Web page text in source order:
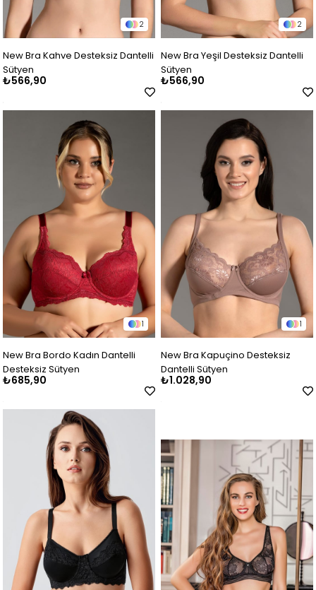
2
New Bra Kahve Desteksiz Dantelli
Sütyen
₺566,90
2
New Bra Yeşil Desteksiz Dantelli
Sütyen
₺566,90
1
New Bra Bordo Kadın Dantelli
Desteksiz Sütyen
₺685,90
1
New Bra Kapuçino Desteksiz
Dantelli Sütyen
₺1.028,90